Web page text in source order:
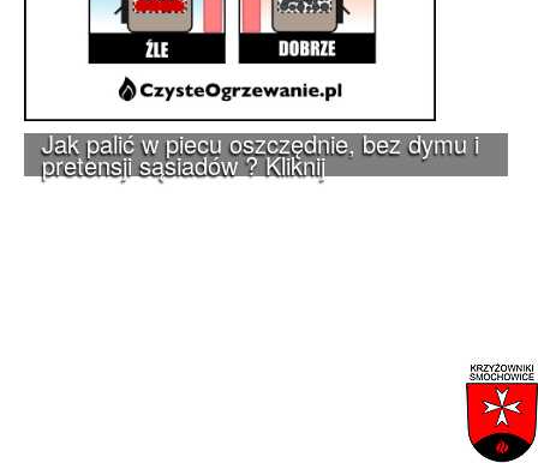
Jak palić w piecu oszczędnie, bez dymu i
pretensji sąsiadów ? Kliknij